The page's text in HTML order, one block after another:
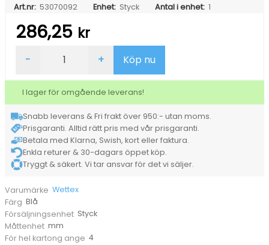
Art.nr: 53070092 Enhet: Styck Antal i enhet: 1
286,25 kr
Wettex
N
Dry
på
rulle
blå
25cm
x
10m
- + Köp nu
I lager för omgående leverans!
Snabb leverans & Fri frakt över 950:- utan moms.
Prisgaranti. Alltid rätt pris med vår prisgaranti.
Betala med Klarna, Swish, kort eller faktura.
Enkla returer & 30-dagars öppet köp.
Tryggt & säkert. Vi tar ansvar för det vi säljer.
Varumärke Wettex
Färg Blå
Försäljningsenhet Styck
Måttenhet mm
För hel kartong ange 4